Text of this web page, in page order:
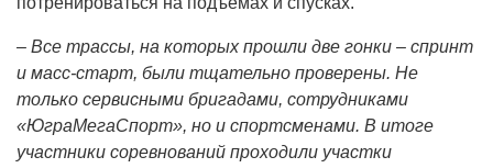
– Все трассы, на которых прошли две гонки – спринт
и масс-старт, были тщательно проверены. Не
только сервисными бригадами, сотрудниками
«ЮграМегаСпорт», но и спортсменами. В итоге
участники соревнований проходили участки